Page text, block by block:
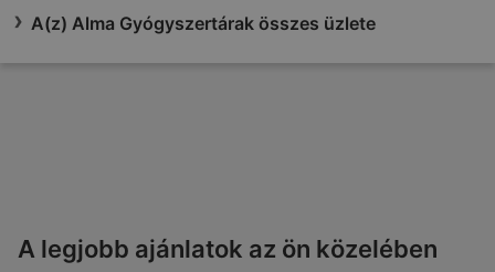
A(z) Alma Gyógyszertárak összes üzlete
A legjobb ajánlatok az ön közelében